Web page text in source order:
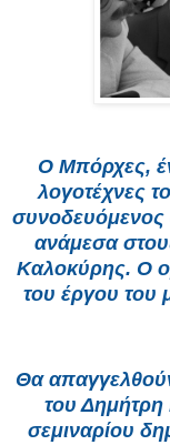
Ο Μπόρχες,
λογοτέχνες
συνοδευόμενος
ανάμεσα
Καλοκύρης. Ο
του έργου του
Θα
του Δημήτρη
σεμιναρίου